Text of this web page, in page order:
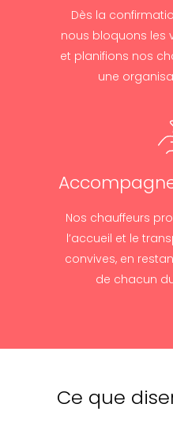
Dès la
nous bloquons les
et planifions nos
une
Nos chauffeurs
l’accueil et le
convives, en
de chacun
Ce que